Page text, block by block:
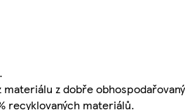
materiálu z dobře
recyklovaných materiálů.